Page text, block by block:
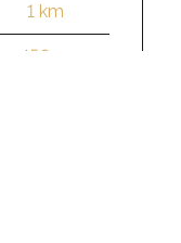
1 km
450 m